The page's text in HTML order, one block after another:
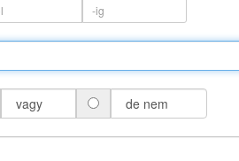
vagy de nem